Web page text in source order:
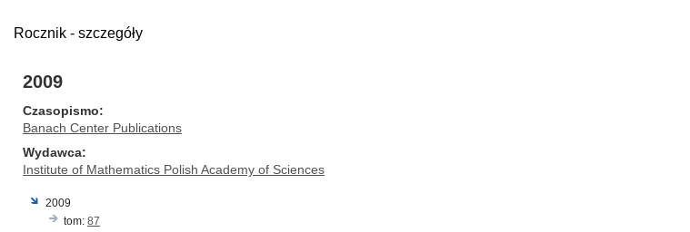
Rocznik - szczegóły
2009
Czasopismo
Banach Center Publications
Wydawca
Institute of Mathematics Polish Academy of Sciences
2009
tom: 87